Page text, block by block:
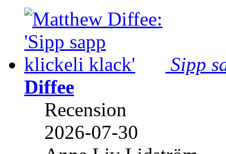
Sipp
Diffee
Recension
2026-07-30